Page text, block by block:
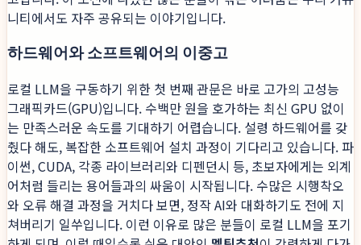
니티에서도 자주 공유되는 이야기입니다.
하드웨어와 소프트웨어의 이중고
로컬 LLM을 구동하기 위한 첫 번째 관문은 바로 고가의 고성능
그래픽카드(GPU)입니다. 수백만 원을 호가하는 최신 GPU 없이
는 만족스러운 속도를 기대하기 어렵습니다. 설령 하드웨어를 갖
췄다 해도, 복잡한 소프트웨어 설치 과정이 기다리고 있습니다. 파
이썬, CUDA, 각종 라이브러리와 디펜던시 등, 초보자에게는 외계
어처럼 들리는 용어들과의 싸움이 시작됩니다. 수많은 시행착오
와 오류 해결 과정을 거치다 보면, 정작 AI와 대화하기도 전에 지
쳐버리기 일쑤입니다. 이런 이유로 많은 분들이 로컬 LLM을 포기